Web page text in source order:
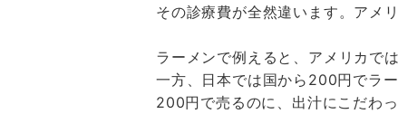
その診療費が全然違います。アメ
ラーメンで例えると、アメリカで
一方、日本では国から200円でラ
200円で売るのに、出汁にこだわ